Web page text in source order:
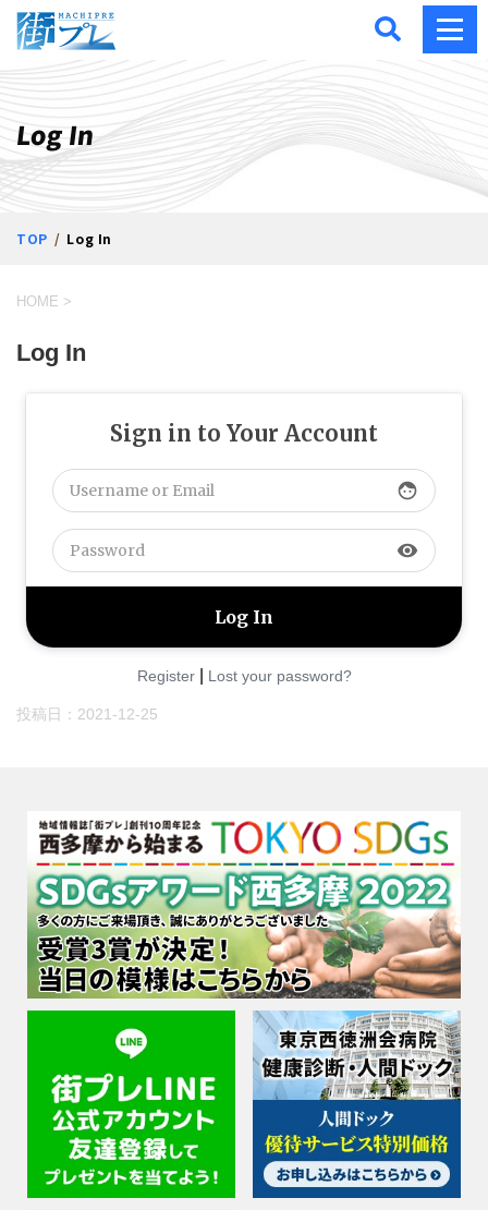
街プレ -東京・西多摩の
Log In
TOP Log In
HOME >
Log In
Sign in to Your Account
face
visibility
Register| Lost your password?
投稿日： 2021-12-25